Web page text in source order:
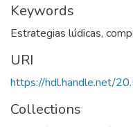
Keywords
Estrategias lúdicas,
URI
https://hdl.handle.net/
Collections